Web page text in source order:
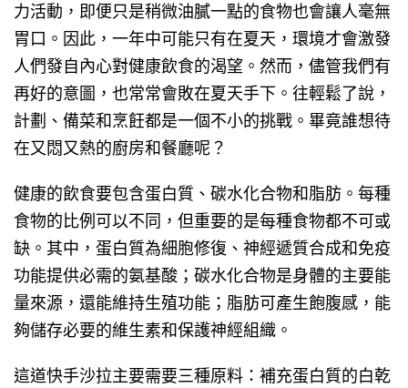
力活動，即便只是稍微油膩一點的食物也會讓人毫無
胃口。因此，一年中可能只有在夏天，環境才會激發
人們發自內心對健康飲食的渴望。然而，儘管我們有
再好的意圖，也常常會敗在夏天手下。往輕鬆了說，
計劃、備菜和烹飪都是一個不小的挑戰。畢竟誰想待
在又悶又熱的廚房和餐廳呢？
健康的飲食要包含蛋白質、碳水化合物和脂肪。每種
食物的比例可以不同，但重要的是每種食物都不可或
缺。其中，蛋白質為細胞修復、神經遞質合成和免疫
功能提供必需的氨基酸；碳水化合物是身體的主要能
量來源，還能維持生殖功能；脂肪可產生飽腹感，能
夠儲存必要的維生素和保護神經組織。
這道快手沙拉主要需要三種原料：補充蛋白質的白乾